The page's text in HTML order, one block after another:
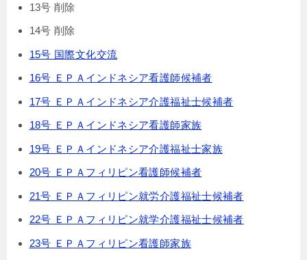
13号 削除
14号 削除
15号 国際文化交流
16号 ＥＰＡインドネシア看護師候補者
17号 ＥＰＡインドネシア介護福祉士候補者
18号 ＥＰＡインドネシア看護師家族
19号 ＥＰＡインドネシア介護福祉士家族
20号 ＥＰＡフィリピン看護師候補者
21号 ＥＰＡフィリピン就労介護福祉士候補者
22号 ＥＰＡフィリピン就学介護福祉士候補者
23号 ＥＰＡフィリピン看護師家族